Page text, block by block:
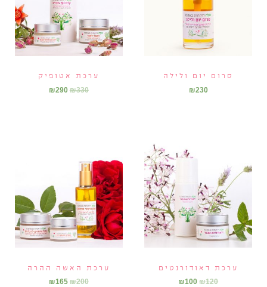
סרום יום ולילה
₪230
ערכת אטופיק
₪330
₪290
ערכת דאודורנטים
₪120
₪100
ערכת האשה ההרה
₪200
₪165